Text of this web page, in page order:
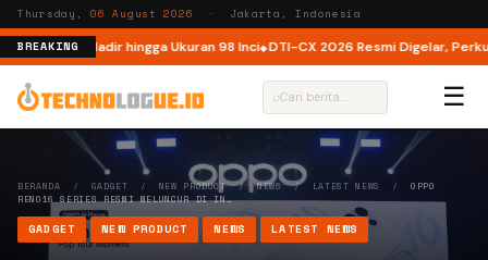
Thursday,06 August 2026 · Jakarta, Indonesia
BREAKING
Kini Hadir hingga Ukuran 98 Inci DTI-CX 2026 Resmi Digelar, Perkuat
⌕ ☰
BERANDA / GADGET / NEW PRODUCT/NEWS/ LATEST NEWS / OPPO
RENO16 SERIES RESMI MELUNCUR DI IN…
GADGET NEW PRODUCT NEWS LATEST NEWS